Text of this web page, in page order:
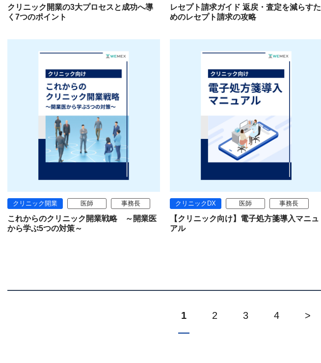
クリニック開業の3大プロセスと成功へ導
く7つのポイント
レセプト請求ガイド 返戻・査定を減らすた
めのレセプト請求の攻略
クリニック開業 医師 事務長
これからのクリニック開業戦略 ～開業医
から学ぶ5つの対策～
クリニックDX 医師 事務長
【クリニック向け】電子処方箋導入マニュ
アル
1 2 3 4 >